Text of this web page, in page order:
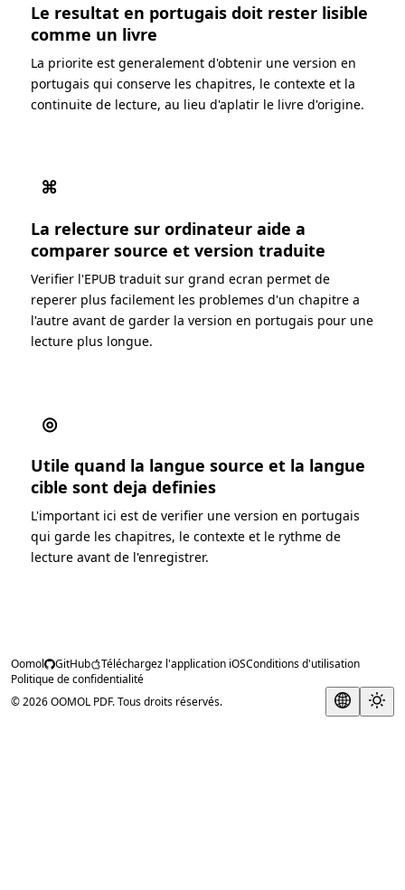
Le resultat en portugais doit rester lisible
comme un livre
La priorite est generalement d'obtenir une version en
portugais qui conserve les chapitres, le contexte et la
continuite de lecture, au lieu d'aplatir le livre d'origine.
⌘
La relecture sur ordinateur aide a
comparer source et version traduite
Verifier l'EPUB traduit sur grand ecran permet de
reperer plus facilement les problemes d'un chapitre a
l'autre avant de garder la version en portugais pour une
lecture plus longue.
◎
Utile quand la langue source et la langue
cible sont deja definies
L'important ici est de verifier une version en portugais
qui garde les chapitres, le contexte et le rythme de
lecture avant de l'enregistrer.
Oomol GitHub Téléchargez l'application iOSConditions d'utilisation
Politique de confidentialité
© 2026 OOMOL PDF. Tous droits réservés.